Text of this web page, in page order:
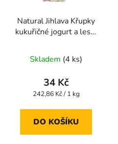
Natural Jihlava Křupky
kukuřičné jogurt a lesní
hodnocení
produktu
je
z
Skladem (4 ks)
34 Kč
Měrná
242,86 Kč / 1 kg
DO KOŠÍKU